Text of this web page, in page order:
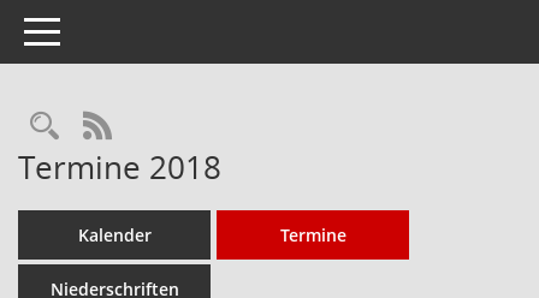
Toggle navigation
Rechercheauswahl
RSS-Feed
Termine 2018
Kalender Termine
Niederschriften